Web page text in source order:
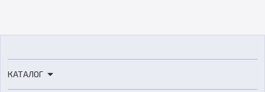
КАТАЛОГ